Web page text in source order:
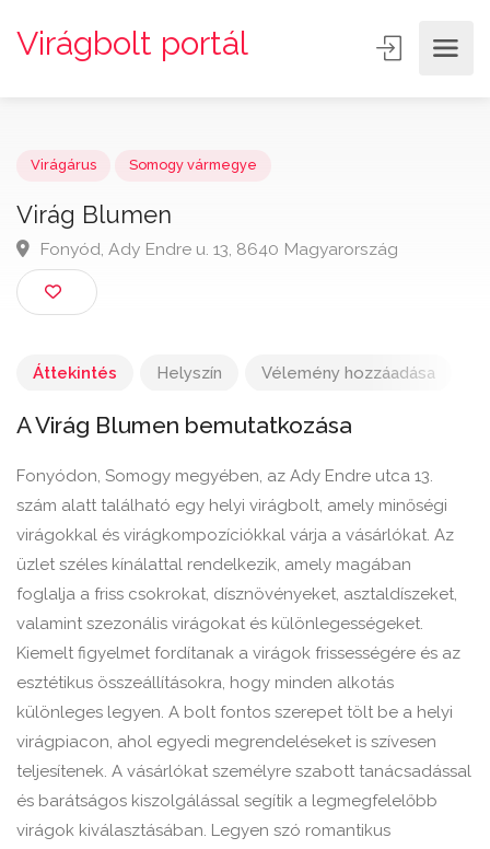
Virágbolt portál
Virág Blumen
Fonyód, Ady Endre u. 13, 8640 Magyarország
Áttekintés Helyszín Vélemény hozzáadása
A Virág Blumen bemutatkozása
Fonyódon, Somogy megyében, az Ady Endre utca 13.
szám alatt található egy helyi virágbolt, amely minőségi
virágokkal és virágkompozíciókkal várja a vásárlókat. Az
üzlet széles kínálattal rendelkezik, amely magában
foglalja a friss csokrokat, dísznövényeket, asztaldíszeket,
valamint szezonális virágokat és különlegességeket.
Kiemelt figyelmet fordítanak a virágok frissességére és az
esztétikus összeállításokra, hogy minden alkotás
különleges legyen. A bolt fontos szerepet tölt be a helyi
virágpiacon, ahol egyedi megrendeléseket is szívesen
teljesítenek. A vásárlókat személyre szabott tanácsadással
és barátságos kiszolgálással segítik a legmegfelelőbb
virágok kiválasztásában. Legyen szó romantikus